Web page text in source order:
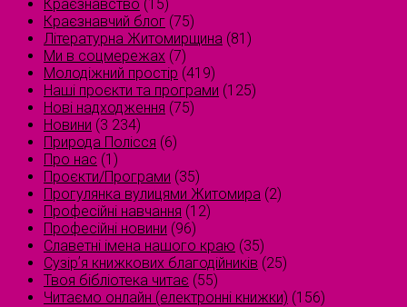
Краєзнавство (15)
Краєзнавчий блог (75)
Літературна Житомирщина (81)
Ми в соцмережах (7)
Молодіжний простір (419)
Наші проєкти та програми (125)
Нові надходження (75)
Новини (3 234)
Природа Полісся (6)
Про нас (1)
Проєкти/Програми (35)
Прогулянка вулицями Житомира (2)
Професійні навчання (12)
Професійні новини (96)
Славетні імена нашого краю (35)
Сузірʼя книжкових благодійників (25)
Твоя бібліотека читає (55)
Читаємо онлайн (електронні книжки) (156)